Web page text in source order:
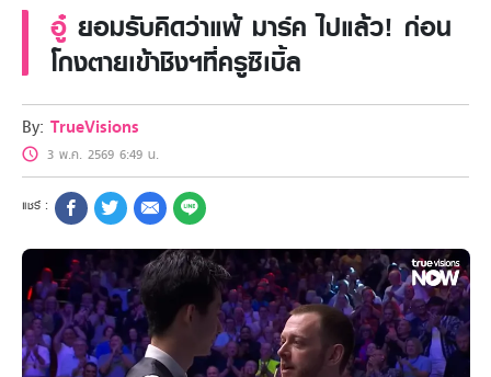
NOW Muay Thai
แพ็กเกจทรูวิชันส์นาวทั้งหมด
เคเบิลและจานดาวเทียม
สิทธิพิเศษ
สิทธิพิเศษลูกค้าทรูวิชั่นส์
Showtime
HoReCa
แพ็กเกจสำหรับผู้ประกอบการ
หาร้านร่วมรายการ
FAQs
อู๋ ยอมรับคิดว่าแพ้ มาร์ค ไปแล้ว! ก่อน
โกงตายเข้าชิงฯที่ครูซิเบิ้ล
By: TrueVisions
3 พ.ค. 2569 6:49 น.